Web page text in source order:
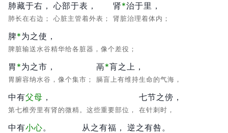
肺藏于右，
肺长在右边；
心部于表，
心脏主管着外表；
肾*治于里，
肾脏治理着体内；
脾*为之使，
脾脏输送水谷精华给各脏器，像个差役；
胃 *为之市，
胃腑容纳水谷，像个集市；
鬲*肓之上，
膈盲上有维持生命的气海，
中有父母 ，
第七椎旁里有肾的微精。这些重要部位，
七节之傍，
在针刺时，
中有小心。 从之有福， 逆之有咎。